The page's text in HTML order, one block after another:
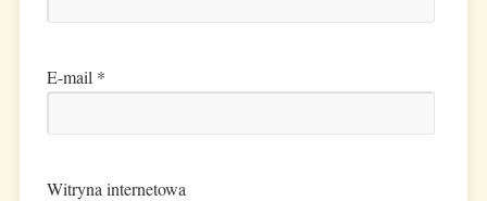
E-mail *
Witryna internetowa